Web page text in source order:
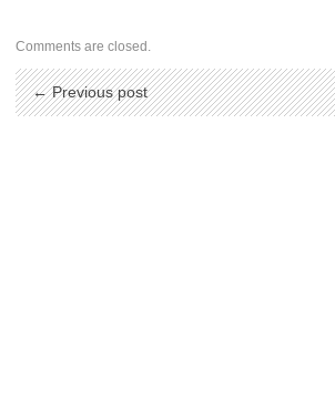
Comments are closed.
← Previous post